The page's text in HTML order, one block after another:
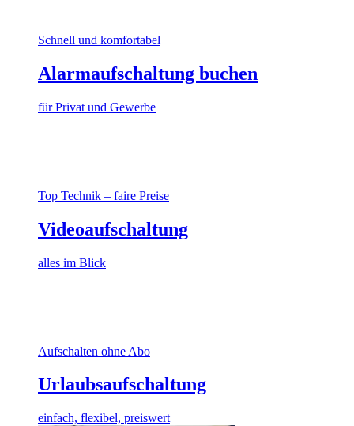
Schnell und komfortabel
Alarmaufschaltung buchen
für Privat und Gewerbe
Top Technik – faire Preise
Videoaufschaltung
alles im Blick
Aufschalten ohne Abo
Urlaubsaufschaltung
einfach, flexibel, preiswert